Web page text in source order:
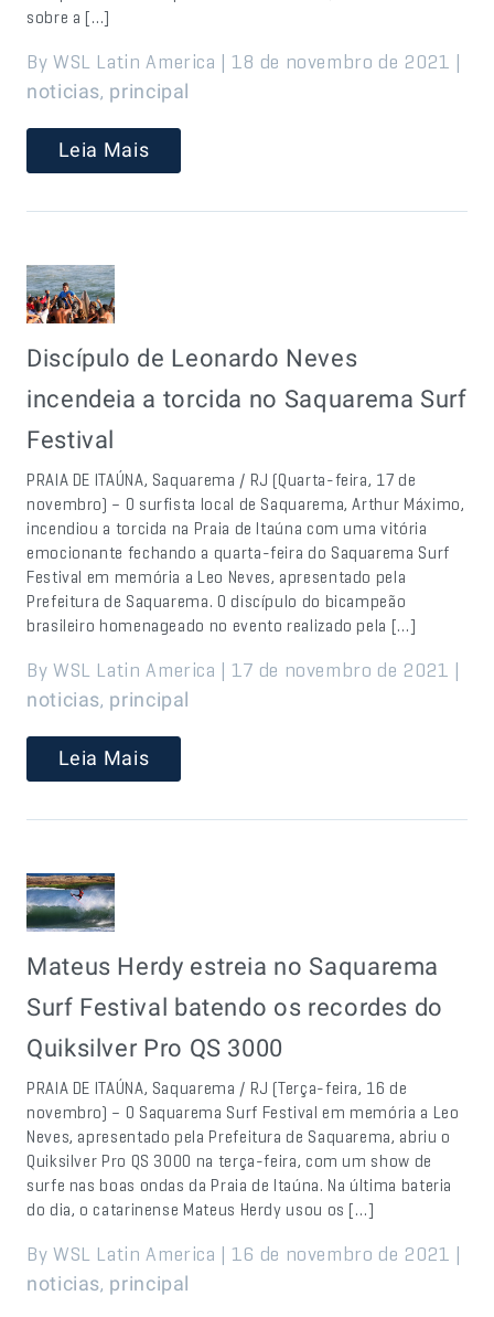
sobre a […]
By WSL Latin America | 18 de novembro de 2021 |
noticias, principal
Leia Mais
Discípulo de Leonardo Neves
incendeia a torcida no Saquarema Surf
Festival
PRAIA DE ITAÚNA, Saquarema / RJ (Quarta-feira, 17 de
novembro) – O surfista local de Saquarema, Arthur Máximo,
incendiou a torcida na Praia de Itaúna com uma vitória
emocionante fechando a quarta-feira do Saquarema Surf
Festival em memória a Leo Neves, apresentado pela
Prefeitura de Saquarema. O discípulo do bicampeão
brasileiro homenageado no evento realizado pela […]
By WSL Latin America | 17 de novembro de 2021 |
noticias, principal
Leia Mais
Mateus Herdy estreia no Saquarema
Surf Festival batendo os recordes do
Quiksilver Pro QS 3000
PRAIA DE ITAÚNA, Saquarema / RJ (Terça-feira, 16 de
novembro) – O Saquarema Surf Festival em memória a Leo
Neves, apresentado pela Prefeitura de Saquarema, abriu o
Quiksilver Pro QS 3000 na terça-feira, com um show de
surfe nas boas ondas da Praia de Itaúna. Na última bateria
do dia, o catarinense Mateus Herdy usou os […]
By WSL Latin America | 16 de novembro de 2021 |
noticias, principal